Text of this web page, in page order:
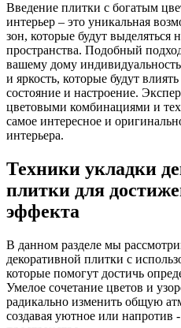
Введение плитки с богатым
интерьер – это уникальная
зон, которые будут выделяться
пространства. Подобный
вашему дому
и яркость, которые будут
состояние и настроение.
цветовыми комбинациями и
самое интересное и
интерьера.
Техники укладки
плитки для
эффекта
В данном разделе мы
декоративной плитки с
которые помогут достичь
Умелое сочетание цветов и
радикально изменить общую
создавая уютное или напротив